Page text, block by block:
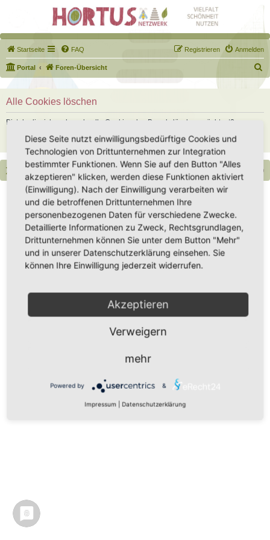
Startseite FAQ Anmelden
Registrieren
Portal Foren-Übersicht
u
Alle Cookies löschen
Bist du dir sicher, dass du alle Cookies des Boards löschen möchtest?
UTC+02:00
Copyright - Hortus-Netzwerk.de unterstützt durch phpBB
Impressum |Datenschutz|Datenschutz Social Media Nutzungsbedingungen
Diese Seite nutzt einwilligungsbedürftige Cookies und
Technologien von Drittunternehmen zur Integration
bestimmter Funktionen. Wenn Sie auf den Button "Alles
akzeptieren" klicken, werden diese Funktionen aktiviert
(Einwilligung). Nach der Einwilligung verarbeiten wir
und die betroffenen Drittunternehmen Ihre
personenbezogenen Daten für verschiedene Zwecke.
Detaillierte Informationen zu Zweck, Rechtsgrundlagen,
Drittunternehmen können Sie unter dem Button "Mehr"
und in unserer Datenschutzerklärung einsehen. Sie
können Ihre Einwilligung jederzeit widerrufen.
Akzeptieren
Verweigern
mehr
Powered by &
Impressum Datenschutzerklärung